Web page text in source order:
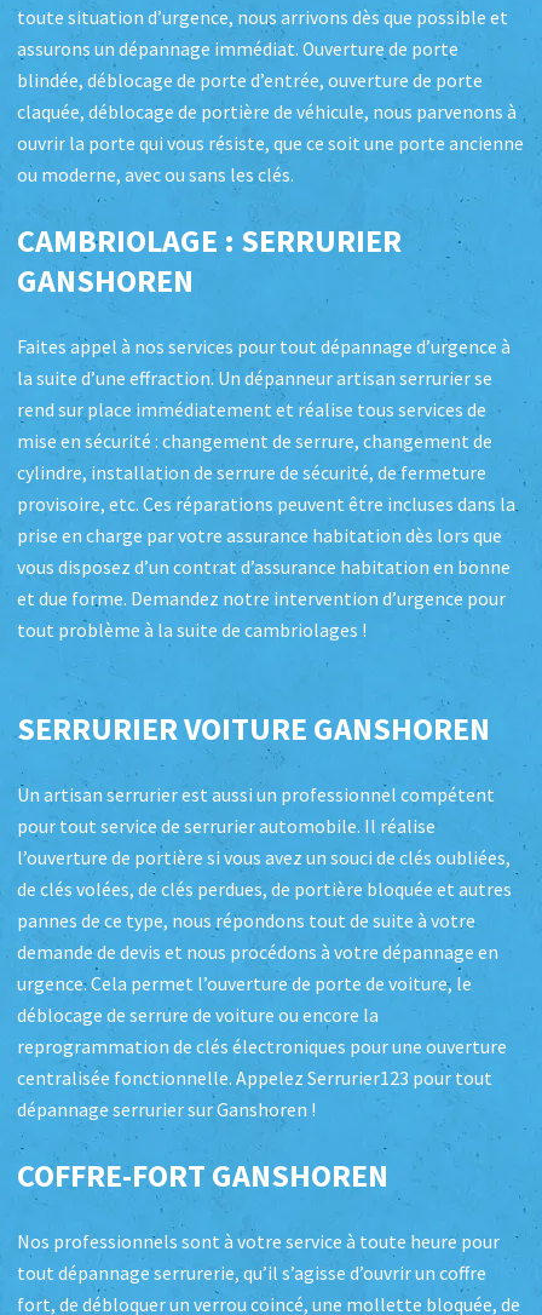
toute situation d’urgence, nous arrivons dès que possible et
assurons un dépannage immédiat. Ouverture de porte
blindée, déblocage de porte d’entrée, ouverture de porte
claquée, déblocage de portière de véhicule, nous parvenons à
ouvrir la porte qui vous résiste, que ce soit une porte ancienne
ou moderne, avec ou sans les clés.
CAMBRIOLAGE : SERRURIER
GANSHOREN
Faites appel à nos services pour tout dépannage d’urgence à
la suite d’une effraction. Un dépanneur artisan serrurier se
rend sur place immédiatement et réalise tous services de
mise en sécurité : changement de serrure, changement de
cylindre, installation de serrure de sécurité, de fermeture
provisoire, etc. Ces réparations peuvent être incluses dans la
prise en charge par votre assurance habitation dès lors que
vous disposez d’un contrat d’assurance habitation en bonne
et due forme. Demandez notre intervention d’urgence pour
tout problème à la suite de cambriolages !
SERRURIER VOITURE GANSHOREN
Un artisan serrurier est aussi un professionnel compétent
pour tout service de serrurier automobile. Il réalise
l’ouverture de portière si vous avez un souci de clés oubliées,
de clés volées, de clés perdues, de portière bloquée et autres
pannes de ce type, nous répondons tout de suite à votre
demande de devis et nous procédons à votre dépannage en
urgence. Cela permet l’ouverture de porte de voiture, le
déblocage de serrure de voiture ou encore la
reprogrammation de clés électroniques pour une ouverture
centralisée fonctionnelle. Appelez Serrurier123 pour tout
dépannage serrurier sur Ganshoren !
COFFRE-FORT GANSHOREN
Nos professionnels sont à votre service à toute heure pour
tout dépannage serrurerie, qu’il s’agisse d’ouvrir un coffre
fort, de débloquer un verrou coincé, une mollette bloquée, de